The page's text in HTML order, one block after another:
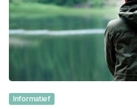
Informatief